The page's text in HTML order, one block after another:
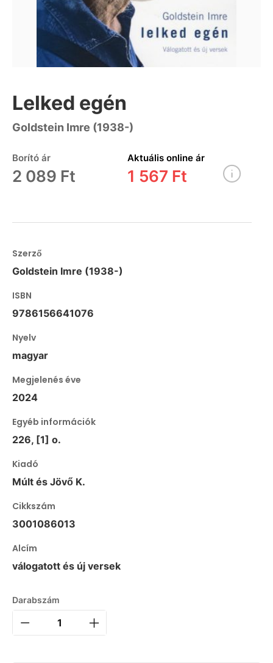
Lelked egén
Goldstein Imre (1938-)
Borító ár
2 089 Ft
Aktuális online ár
1 567 Ft
Szerző
Goldstein Imre (1938-)
ISBN
9786156641076
Nyelv
magyar
Megjelenés éve
2024
Egyéb információk
226, [1] o.
Kiadó
Múlt és Jövő K.
Cikkszám
3001086013
Alcím
válogatott és új versek
Darabszám